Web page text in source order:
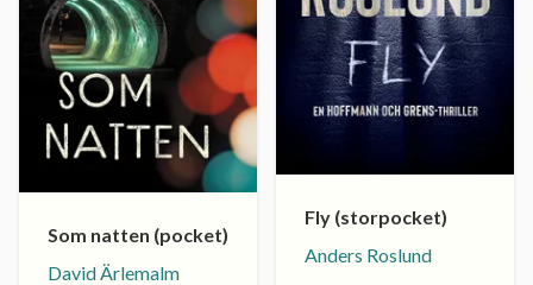
Som natten (pocket)
David Ärlemalm
Fly (storpocket)
Anders Roslund